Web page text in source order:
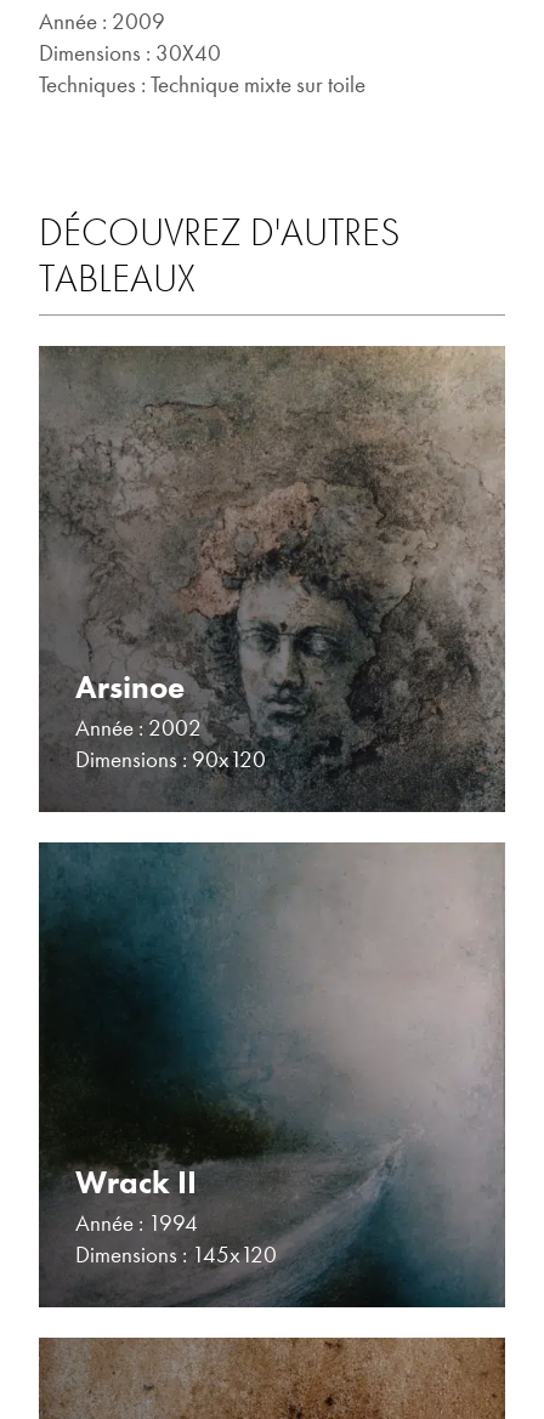
Année : 2009
Dimensions : 30X40
Techniques : Technique mixte sur toile
DÉCOUVREZ D'AUTRES
TABLEAUX
Arsinoe
Année : 2002
Dimensions : 90x120
Wrack II
Année : 1994
Dimensions : 145x120